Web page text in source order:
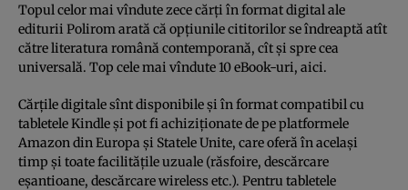
Topul celor mai vîndute zece cărţi în format digital ale
editurii Polirom arată că opţiunile cititorilor se îndreaptă atît
către literatura română contemporană, cît şi spre cea
universală. Top cele mai vîndute 10 eBook-uri, aici.
Cărţile digitale sînt disponibile şi în format compatibil cu
tabletele Kindle şi pot fi achiziţionate de pe platformele
Amazon din Europa şi Statele Unite, care oferă în acelaşi
timp şi toate facilităţile uzuale (răsfoire, descărcare
eşantioane, descărcare wireless etc.). Pentru tabletele